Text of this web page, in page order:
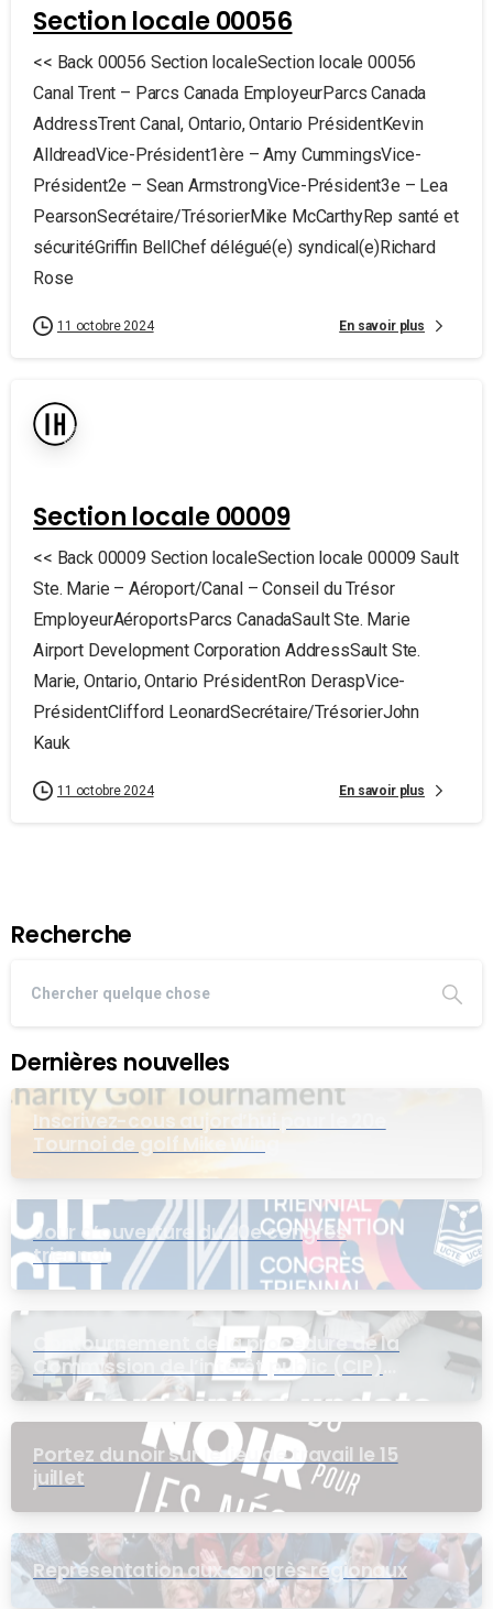
Section locale 00056
<< Back 00056 Section localeSection locale 00056
Canal Trent – Parcs Canada EmployeurParcs Canada
AddressTrent Canal, Ontario, Ontario PrésidentKevin
AlldreadVice-Président1ère – Amy CummingsVice-
Président2e – Sean ArmstrongVice-Président3e – Lea
PearsonSecrétaire/TrésorierMike McCarthyRep santé et
sécuritéGriffin BellChef délégué(e) syndical(e)Richard
Rose
11 octobre 2024 En savoir plus
Section locale 00009
<< Back 00009 Section localeSection locale 00009 Sault
Ste. Marie – Aéroport/Canal – Conseil du Trésor
EmployeurAéroportsParcs CanadaSault Ste. Marie
Airport Development Corporation AddressSault Ste.
Marie, Ontario, Ontario PrésidentRon DeraspVice-
PrésidentClifford LeonardSecrétaire/TrésorierJohn
Kauk
11 octobre 2024 En savoir plus
Recherche
Dernières nouvelles
Inscrivez-cous aujord’hui pour le 20e
Tournoi de golf Mike Wing
Jour d’ouverture du 20e congrès
triennal
Contournement de la procédure de la
Commission de l’intérêt public (CIP)
pour le groupe EB
Portez du noir sur le lieu de travail le 15
juillet
Représentation aux congrès régionaux